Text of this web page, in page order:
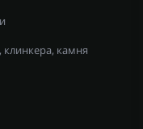
камня